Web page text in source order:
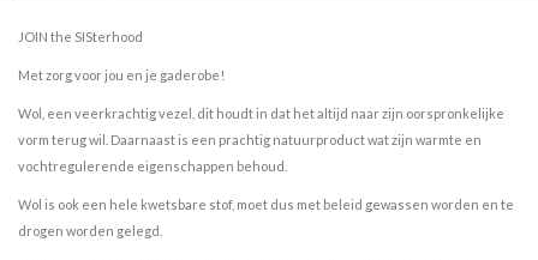
JOIN the SISterhood
Met zorg voor jou en je gaderobe!
Wol, een veerkrachtig vezel, dit houdt in dat het altijd naar zijn oorspronkelijke
vorm terug wil. Daarnaast is een prachtig natuurproduct wat zijn warmte en
vochtregulerende eigenschappen behoud.
Wol is ook een hele kwetsbare stof, moet dus met beleid gewassen worden en te
drogen worden gelegd.